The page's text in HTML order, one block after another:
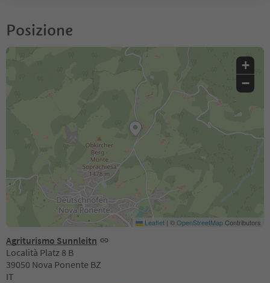
Posizione
Agriturismo Sunnleitn
Località Platz 8 B
39050 Nova Ponente BZ
IT
+
−
Leaflet | ©OpenStreetMapContributors